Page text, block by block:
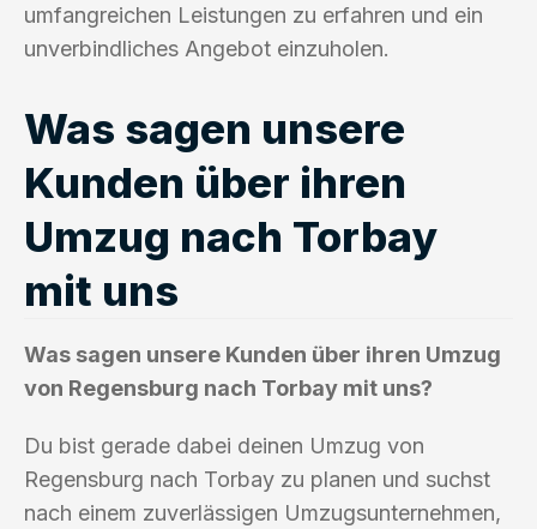
umfangreichen Leistungen zu erfahren und ein
unverbindliches Angebot einzuholen.
Was sagen unsere
Kunden über ihren
Umzug nach Torbay
mit uns
Was sagen unsere Kunden über ihren Umzug
von Regensburg nach Torbay mit uns?
Du bist gerade dabei deinen Umzug von
Regensburg nach Torbay zu planen und suchst
nach einem zuverlässigen Umzugsunternehmen,